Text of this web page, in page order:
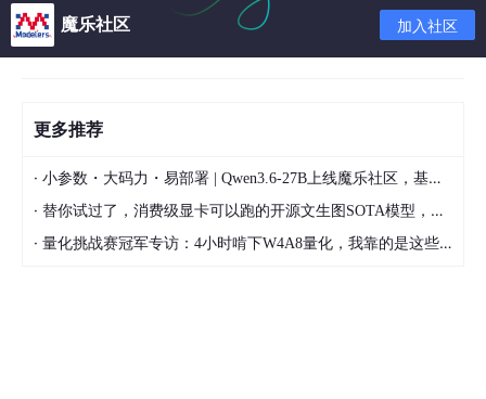
限，执行"systemctl restart mysqld"命令重启mysql服务会
报错。
魔乐社区 加入社区
更多推荐
· 小参数・大码力・易部署 | Qwen3.6-27B上线魔乐社区，基于昇腾的部署教程来了
· 替你试过了，消费级显卡可以跑的开源文生图SOTA模型，顶级渲染、高密度文本绘图
· 量化挑战赛冠军专访：4小时啃下W4A8量化，我靠的是这些经验